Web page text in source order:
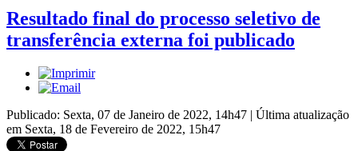
Resultado final do processo seletivo de
transferência externa foi publicado
Publicado: Sexta, 07 de Janeiro de 2022, 14h47 | Última atualização
em Sexta, 18 de Fevereiro de 2022, 15h47